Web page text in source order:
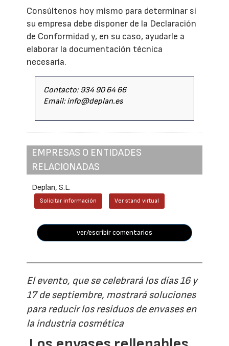
Consúltenos hoy mismo para determinar si
su empresa debe disponer de la Declaración
de Conformidad y, en su caso, ayudarle a
elaborar la documentación técnica
necesaria.
Contacto: 934 90 64 66
Email: info@deplan.es
EMPRESAS O ENTIDADES
RELACIONADAS
Deplan, S.L.
Solicitar información Ver stand virtual
ver/escribir comentarios
El evento, que se celebrará los días 16 y
17 de septiembre, mostrará soluciones
para reducir los residuos de envases en
la industria cosmética